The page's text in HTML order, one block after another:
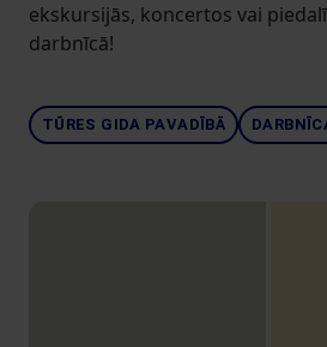
ekskursijās, koncertos vai
darbnīcā!
TŪRES GIDA PAVADĪBĀ